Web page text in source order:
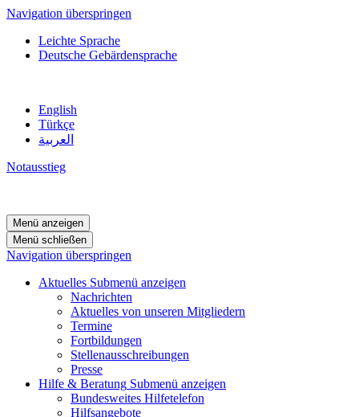
Navigation überspringen
Leichte Sprache
Deutsche Gebärdensprache
English
Türkçe
العربية
Notausstieg
Menü anzeigen
Menü schließen
Navigation überspringen
Aktuelles Submenü anzeigen
Nachrichten
Aktuelles von unseren Mitgliedern
Termine
Fortbildungen
Stellenausschreibungen
Presse
Hilfe & Beratung Submenü anzeigen
Bundesweites Hilfetelefon
Hilfsangebote